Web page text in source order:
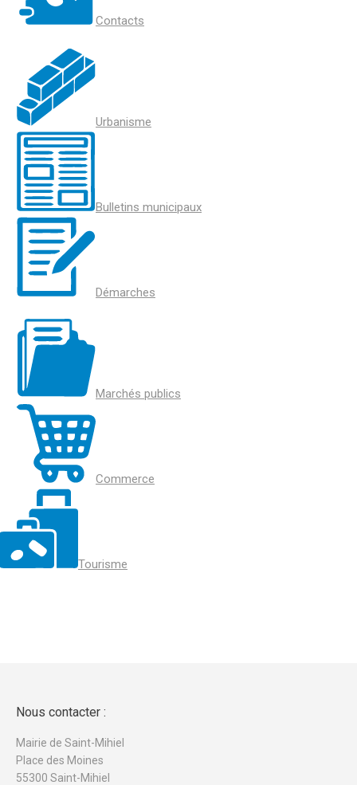
Contacts
Urbanisme
Bulletins municipaux
Démarches
Marchés publics
Commerce
Tourisme
Nous contacter :
Mairie de Saint-Mihiel
Place des Moines
55300 Saint-Mihiel